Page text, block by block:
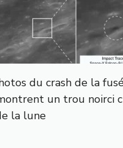
du crash de la
un trou noirci
la lune